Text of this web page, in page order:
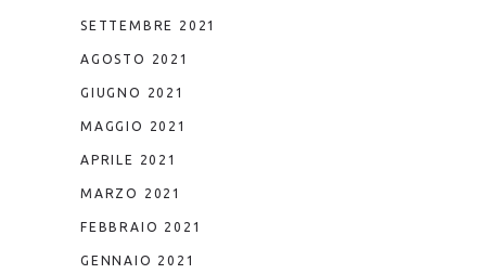
SETTEMBRE 2021
AGOSTO 2021
GIUGNO 2021
MAGGIO 2021
APRILE 2021
MARZO 2021
FEBBRAIO 2021
GENNAIO 2021